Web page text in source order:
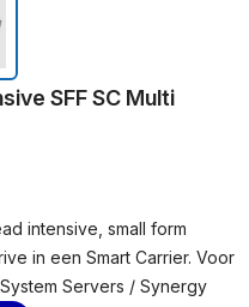
SFF SC Multi
intensive, small form
in een Smart Carrier. Voor
Servers / Synergy